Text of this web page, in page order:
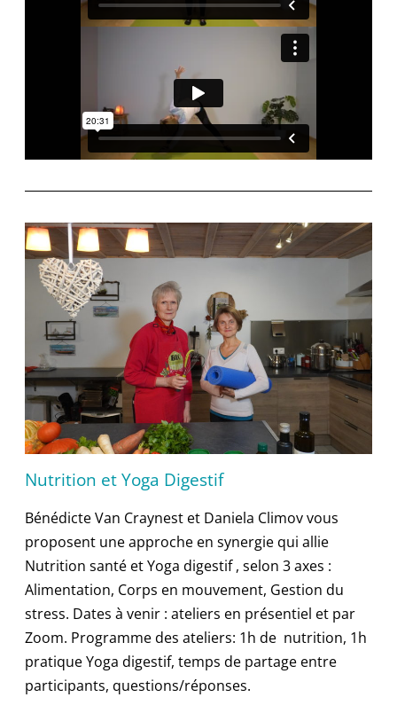
Nutrition et Yoga Digestif
Bénédicte Van Craynest et Daniela Climov vous
proposent une approche en synergie qui allie
Nutrition santé et Yoga digestif , selon 3 axes :
Alimentation, Corps en mouvement, Gestion du
stress. Dates à venir : ateliers en présentiel et par
Zoom. Programme des ateliers: 1h de nutrition, 1h
pratique Yoga digestif, temps de partage entre
participants, questions/réponses.